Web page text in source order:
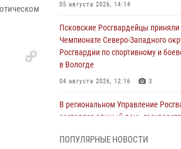
05 августа 2026, 14:14
Псковские Росгвардейцы приняли
Чемпионате Северо-Западного
Росгвардии по спортивному и
в Вологде
04 августа 2026, 12:16 3
В региональном Управление
состоялся единый день
ПОПУЛЯРНЫЕ НОВОСТИ